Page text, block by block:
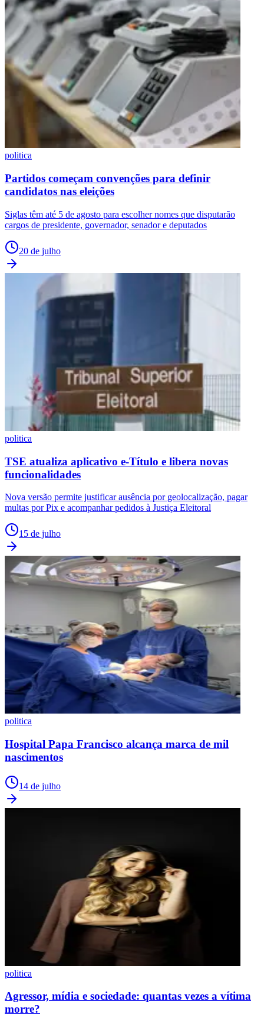
politica
Partidos começam convenções para definir
candidatos nas eleições
Siglas têm até 5 de agosto para escolher nomes que disputarão
cargos de presidente, governador, senador e deputados
20 de julho
politica
TSE atualiza aplicativo e-Título e libera novas
funcionalidades
Nova versão permite justificar ausência por geolocalização, pagar
multas por Pix e acompanhar pedidos à Justiça Eleitoral
15 de julho
politica
Hospital Papa Francisco alcança marca de mil
nascimentos
14 de julho
politica
Agressor, mídia e sociedade: quantas vezes a vítima
morre?